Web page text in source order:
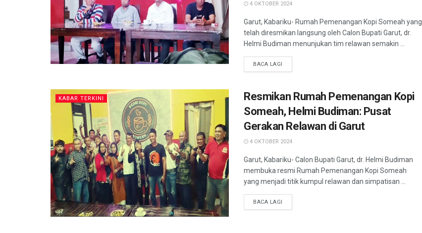
4 OKTOBER 2024
Garut, Kabariku- Rumah Pemenangan Kopi Someah yang
telah diresmikan langsung oleh Calon Bupati Garut, dr.
Helmi Budiman menunjukan tim relawan semakin ...
BACA LAGI
KABAR TERKINI
Resmikan Rumah Pemenangan Kopi
Someah, Helmi Budiman: Pusat
Gerakan Relawan di Garut
4 OKTOBER 2024
Garut, Kabariku- Calon Bupati Garut, dr. Helmi Budiman
membuka resmi Rumah Pemenangan Kopi Someah
yang menjadi titik kumpul relawan dan simpatisan ...
BACA LAGI